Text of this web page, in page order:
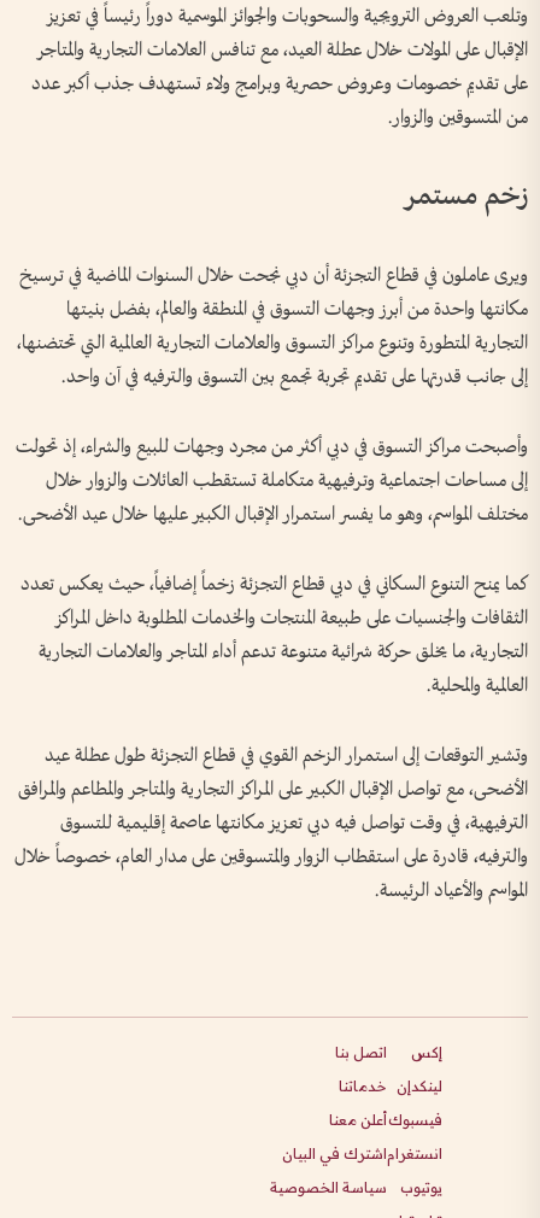
وتلعب العروض الترويجية والسحوبات والجوائز الموسمية دوراً رئيساً في تعزيز
الإقبال على المولات خلال عطلة العيد، مع تنافس العلامات التجارية والمتاجر
على تقديم خصومات وعروض حصرية وبرامج ولاء تستهدف جذب أكبر عدد
من المتسوقين والزوار.
زخم مستمر
ويرى عاملون في قطاع التجزئة أن دبي نجحت خلال السنوات الماضية في ترسيخ
مكانتها واحدة من أبرز وجهات التسوق في المنطقة والعالم، بفضل بنيتها
التجارية المتطورة وتنوع مراكز التسوق والعلامات التجارية العالمية التي تحتضنها،
إلى جانب قدرتها على تقديم تجربة تجمع بين التسوق والترفيه في آن واحد.
وأصبحت مراكز التسوق في دبي أكثر من مجرد وجهات للبيع والشراء، إذ تحولت
إلى مساحات اجتماعية وترفيهية متكاملة تستقطب العائلات والزوار خلال
مختلف المواسم، وهو ما يفسر استمرار الإقبال الكبير عليها خلال عيد الأضحى.
كما يمنح التنوع السكاني في دبي قطاع التجزئة زخماً إضافياً، حيث يعكس تعدد
الثقافات والجنسيات على طبيعة المنتجات والخدمات المطلوبة داخل المراكز
التجارية، ما يخلق حركة شرائية متنوعة تدعم أداء المتاجر والعلامات التجارية
العالمية والمحلية.
وتشير التوقعات إلى استمرار الزخم القوي في قطاع التجزئة طول عطلة عيد
الأضحى، مع تواصل الإقبال الكبير على المراكز التجارية والمتاجر والمطاعم والمرافق
الترفيهية، في وقت تواصل فيه دبي تعزيز مكانتها عاصمة إقليمية للتسوق
والترفيه، قادرة على استقطاب الزوار والمتسوقين على مدار العام، خصوصاً خلال
المواسم والأعياد الرئيسة.
إكس
لينكدإن
فيسبوك
انستغرام
يوتيوب
اتصل بنا
خدماتنا
أعلن معنا
اشترك في البيان
سياسة الخصوصية